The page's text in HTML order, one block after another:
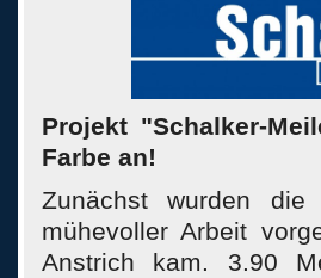
Projekt "Schalker-
Farbe an!
Zunächst wurden die
mühevoller Arbeit
Anstrich kam. 3.90